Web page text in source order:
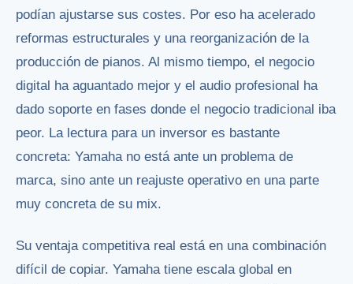
podían ajustarse sus costes. Por eso ha acelerado
reformas estructurales y una reorganización de la
producción de pianos. Al mismo tiempo, el negocio
digital ha aguantado mejor y el audio profesional ha
dado soporte en fases donde el negocio tradicional iba
peor. La lectura para un inversor es bastante
concreta: Yamaha no está ante un problema de
marca, sino ante un reajuste operativo en una parte
muy concreta de su mix.
Su ventaja competitiva real está en una combinación
difícil de copiar. Yamaha tiene escala global en